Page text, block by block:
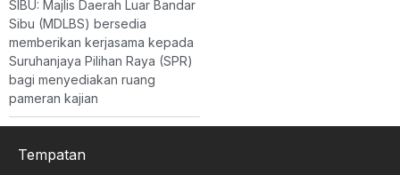
SIBU: Majlis Daerah Luar Bandar
Sibu (MDLBS) bersedia
memberikan kerjasama kepada
Suruhanjaya Pilihan Raya (SPR)
bagi menyediakan ruang
pameran kajian
Tempatan